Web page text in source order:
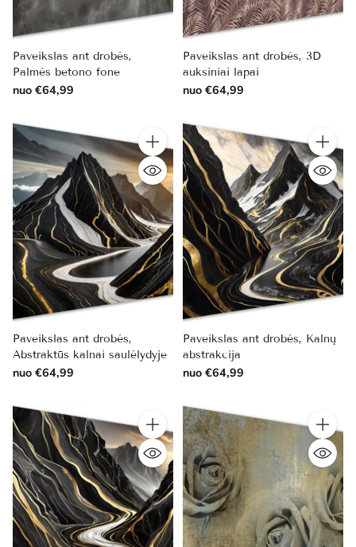
Paveikslas ant drobės,
Palmės betono fone
nuo €64,99
Paveikslas ant drobės, 3D
auksiniai lapai
nuo €64,99
Kiekis
Paveikslas ant drobės,
Abstraktūs kalnai saulėlydyje
nuo €64,99
Kiekis
Paveikslas ant drobės, Kalnų
abstrakcija
nuo €64,99
Kiekis Kiekis